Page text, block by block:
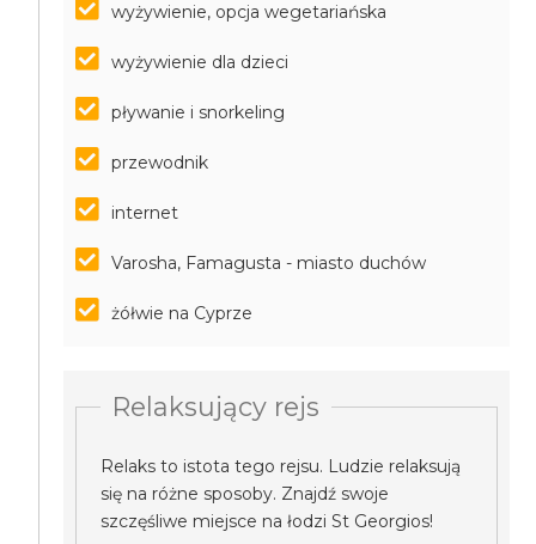
wyżywienie, opcja wegetariańska
wyżywienie dla dzieci
pływanie i snorkeling
przewodnik
internet
Varosha, Famagusta - miasto duchów
żółwie na Cyprze
Relaksujący rejs
Relaks to istota tego rejsu. Ludzie relaksują
się na różne sposoby. Znajdź swoje
szczęśliwe miejsce na łodzi St Georgios!